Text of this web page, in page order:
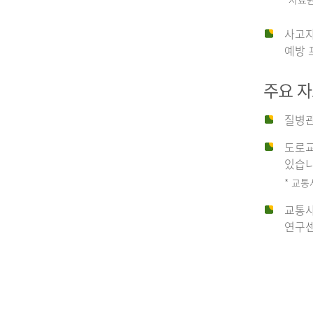
사
종
사고
예방
주요
질병
도로
있습
* 교통
교통
연구